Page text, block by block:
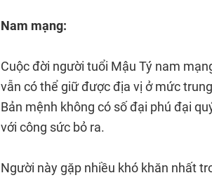
Nam mạng:
Cuộc đời người tuổi Mậu Tý nam
vẫn có thể giữ được địa vị ở mức
Bản mệnh không có số đại phú đại
với công sức bỏ ra.
Người này gặp nhiều khó khăn nhất